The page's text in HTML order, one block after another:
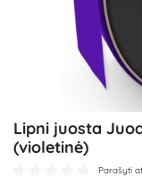
Lipni juosta
(violetinė)
Parašyti